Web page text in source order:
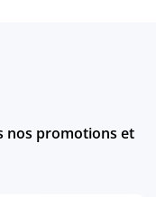
nos promotions et